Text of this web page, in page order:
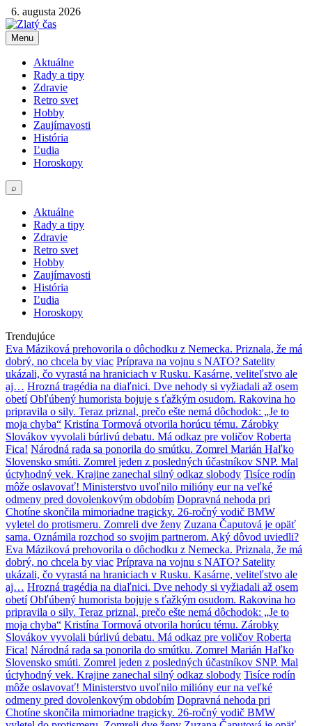
6. augusta 2026
Menu
Aktuálne
Rady a tipy
Zdravie
Retro svet
Hobby
Zaujímavosti
História
Ľudia
Horoskopy
⌕
Aktuálne
Rady a tipy
Zdravie
Retro svet
Hobby
Zaujímavosti
História
Ľudia
Horoskopy
Trendujúce
Eva Máziková prehovorila o dôchodku z Nemecka. Priznala, že má
dobrý, no chcela by viac Príprava na vojnu s NATO? Satelity
ukázali, čo vyrastá na hraniciach v Rusku. Kasárne, veliteľstvo ale
aj… Hrozná tragédia na diaľnici. Dve nehody si vyžiadali až osem
obetí Obľúbený humorista bojuje s ťažkým osudom. Rakovina ho
pripravila o sily. Teraz priznal, prečo ešte nemá dôchodok: „Je to
moja chyba“ Kristína Tormová otvorila horúcu tému. Zárobky
Slovákov vyvolali búrlivú debatu. Má odkaz pre voličov Roberta
Fica! Národná rada sa ponorila do smútku. Zomrel Marián Haľko
Slovensko smúti. Zomrel jeden z posledných účastníkov SNP. Mal
úctyhodný vek. Krajine zanechal silný odkaz slobody Tisíce rodín
môže oslavovať! Ministerstvo uvoľnilo milióny eur na veľké
odmeny pred dovolenkovým obdobím Dopravná nehoda pri
Chotíne skončila mimoriadne tragicky. 26-ročný vodič BMW
vyletel do protismeru. Zomreli dve ženy Zuzana Čaputová je opäť
sama. Oznámila rozchod so svojim partnerom. Aký dôvod uviedli?
Eva Máziková prehovorila o dôchodku z Nemecka. Priznala, že má
dobrý, no chcela by viac Príprava na vojnu s NATO? Satelity
ukázali, čo vyrastá na hraniciach v Rusku. Kasárne, veliteľstvo ale
aj… Hrozná tragédia na diaľnici. Dve nehody si vyžiadali až osem
obetí Obľúbený humorista bojuje s ťažkým osudom. Rakovina ho
pripravila o sily. Teraz priznal, prečo ešte nemá dôchodok: „Je to
moja chyba“ Kristína Tormová otvorila horúcu tému. Zárobky
Slovákov vyvolali búrlivú debatu. Má odkaz pre voličov Roberta
Fica! Národná rada sa ponorila do smútku. Zomrel Marián Haľko
Slovensko smúti. Zomrel jeden z posledných účastníkov SNP. Mal
úctyhodný vek. Krajine zanechal silný odkaz slobody Tisíce rodín
môže oslavovať! Ministerstvo uvoľnilo milióny eur na veľké
odmeny pred dovolenkovým obdobím Dopravná nehoda pri
Chotíne skončila mimoriadne tragicky. 26-ročný vodič BMW